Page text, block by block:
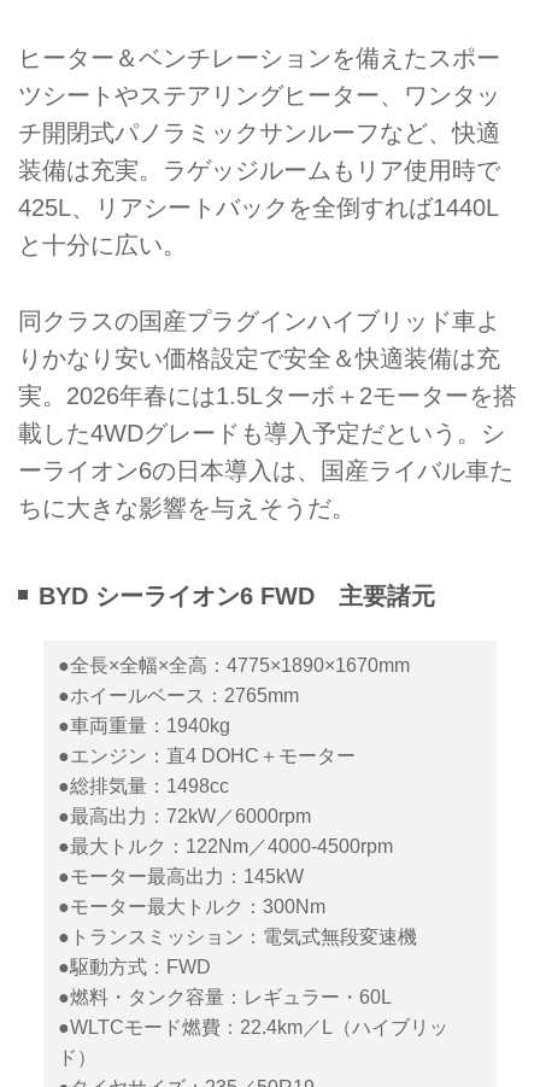
ヒーター＆ベンチレーションを備えたスポー
ツシートやステアリングヒーター、ワンタッ
チ開閉式パノラミックサンルーフなど、快適
装備は充実。ラゲッジルームもリア使用時で
425L、リアシートバックを全倒すれば1440L
と十分に広い。
同クラスの国産プラグインハイブリッド車よ
りかなり安い価格設定で安全＆快適装備は充
実。2026年春には1.5Lターボ＋2モーターを搭
載した4WDグレードも導入予定だという。シ
ーライオン6の日本導入は、国産ライバル車た
ちに大きな影響を与えそうだ。
BYD シーライオン6 FWD 主要諸元
●全長×全幅×全高：4775×1890×1670mm
●ホイールベース：2765mm
●車両重量：1940kg
●エンジン：直4 DOHC＋モーター
●総排気量：1498cc
●最高出力：72kW／6000rpm
●最大トルク：122Nm／4000-4500rpm
●モーター最高出力：145kW
●モーター最大トルク：300Nm
●トランスミッション：電気式無段変速機
●駆動方式：FWD
●燃料・タンク容量：レギュラー・60L
●WLTCモード燃費：22.4km／L（ハイブリッ
ド）